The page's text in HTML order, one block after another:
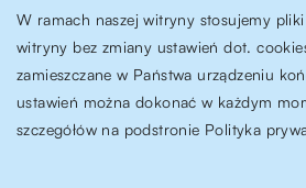
W ramach naszej witryny stosujemy
witryny bez zmiany ustawień dot.
zamieszczane w Państwa urządzeniu
ustawień można dokonać w każdym
szczegółów na podstronie Polityka